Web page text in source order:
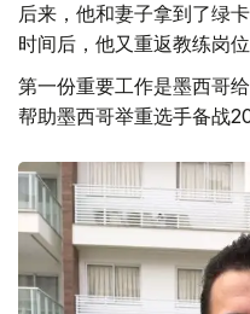
后来，他和妻子拿到了绿
时间后，他又重返教练岗位
第一份重要工作是墨西哥
帮助墨西哥举重选手备战